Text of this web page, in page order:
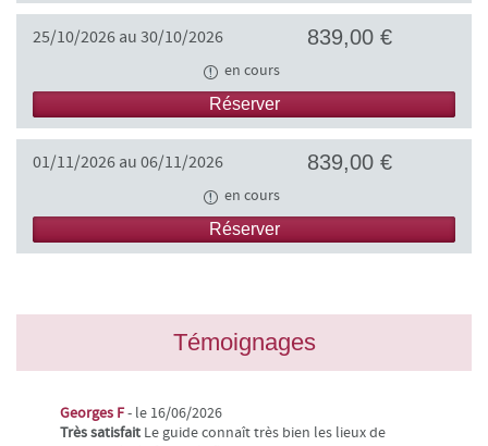
Témoignages
Georges F- le 16/06/2026
Très satisfait Le guide connaît très bien les lieux de
25/10/2026 au 30/10/2026 839,00 €
en cours
Réserver
01/11/2026 au 06/11/2026 839,00 €
en cours
Réserver